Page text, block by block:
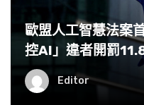
歐盟人工智慧法案
控AI」違者開罰
Editor